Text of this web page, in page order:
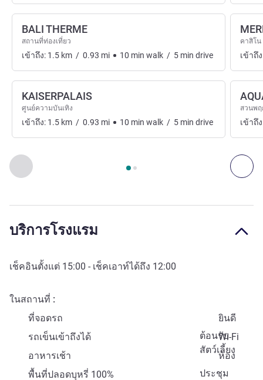
ก่อนหน้า - ศิลปะ วัฒนธรรม และความบันเทิง ถั
หน้า1 , ศิลปะ วัฒนธรรม และความบันเทิง 1 :, ศิลปะ วั
BALI THERME
สถานที่ท่องเที่ยว
เข้าถึง: 1.5 km / 0.93 mi 10 min walk / 5 min drive
KAISERPALAIS
ศูนย์ความบันเทิง
เข้าถึง: 1.5 km / 0.93 mi 10 min walk / 5 min drive
คาสิโน
เข้าถึ
สวนพ
เข้าถึ
บริการโรงแรม
เช็คอินตั้งแต่ 15:00 - เช็คเอาท์ได้ถึง 12:00
ในสถานที่
ที่จอดรถ
ยินดี
ต้อนรับ
สัตว์เลี้ยง
รถเข็นเข้าถึงได้
Wi-Fi
อาหารเช้า
ห้อง
ประชุม
พื้นที่ปลอดบุหรี่ 100%